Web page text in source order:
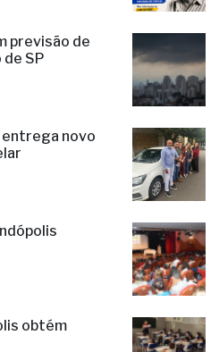
previsão de
SP
novo
obtém